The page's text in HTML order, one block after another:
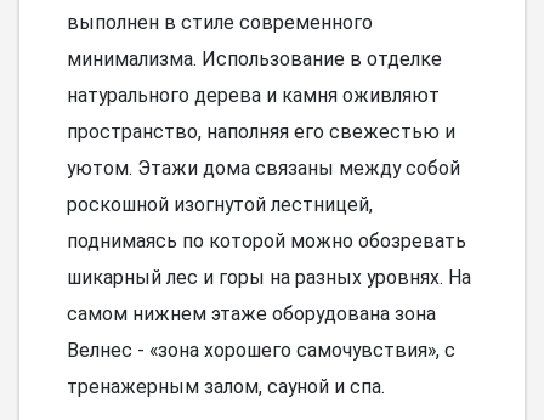
выполнен в стиле современного
минимализма. Использование в отделке
натурального дерева и камня оживляют
пространство, наполняя его свежестью и
уютом. Этажи дома связаны между собой
роскошной изогнутой лестницей,
поднимаясь по которой можно обозревать
шикарный лес и горы на разных уровнях. На
самом нижнем этаже оборудована зона
Велнес - «зона хорошего самочувствия», с
тренажерным залом, сауной и спа.